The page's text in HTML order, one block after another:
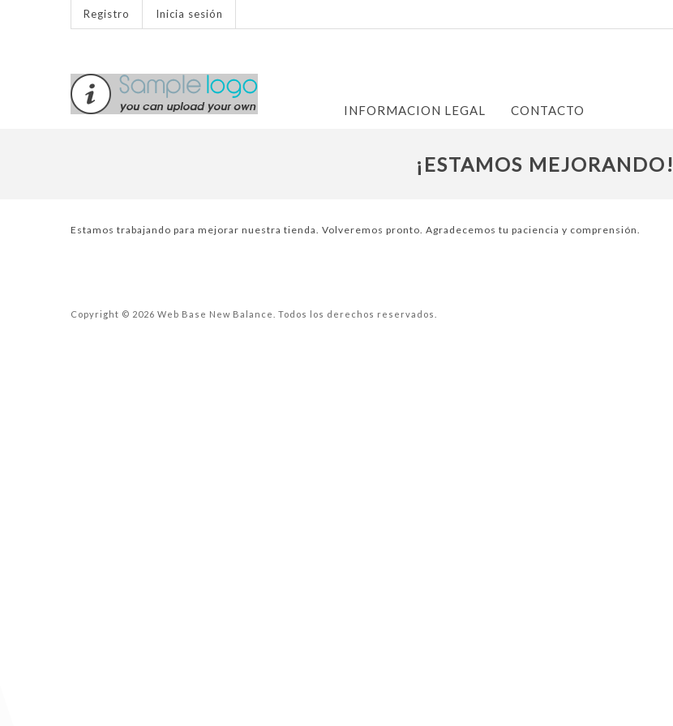
Registro Inicia sesión
INFORMACION LEGAL CONTACTO
¡ESTAMOS MEJORANDO!
Estamos trabajando para mejorar nuestra tienda. Volveremos pronto. Agradecemos tu paciencia y comprensión.
Copyright © 2026 Web Base New Balance. Todos los derechos reservados.